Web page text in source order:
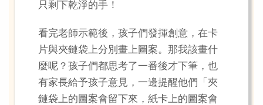
只剩下乾淨的手！
看完老師示範後，孩子們發揮創意，在卡
片與夾鏈袋上分別畫上圖案。那我該畫什
麼呢？孩子們都思考了一番後才下筆，也
有家長給予孩子意見，一邊提醒他們「夾
鏈袋上的圖案會留下來，紙卡上的圖案會